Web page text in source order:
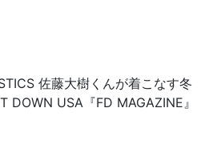
佐藤大樹くんが着こなす冬
DOWN USA『FD MAGAZINE』